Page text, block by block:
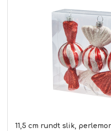
11,5 cm rundt slik,